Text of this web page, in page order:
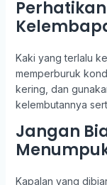
Kaki yang terlalu
memperburuk
kering, dan
kelembutannya
Jangan
Kapalan yang